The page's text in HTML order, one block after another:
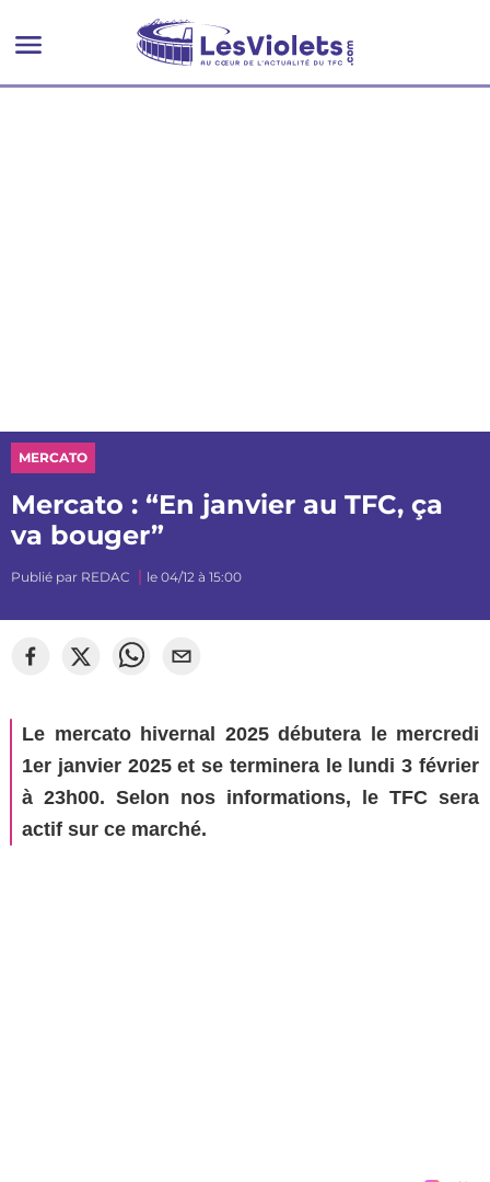
MERCATO
Mercato : “En janvier au TFC, ça
va bouger”
Publié par REDAC le 04/12 à 15:00
Le mercato hivernal 2025 débutera le mercredi
1er janvier 2025 et se terminera le lundi 3 février
à 23h00. Selon nos informations, le TFC sera
actif sur ce marché.